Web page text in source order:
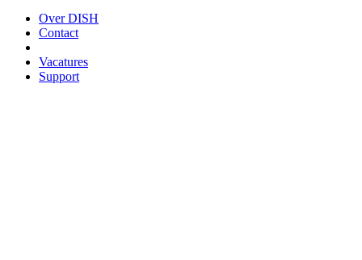
Over DISH
Contact
Vacatures
Support